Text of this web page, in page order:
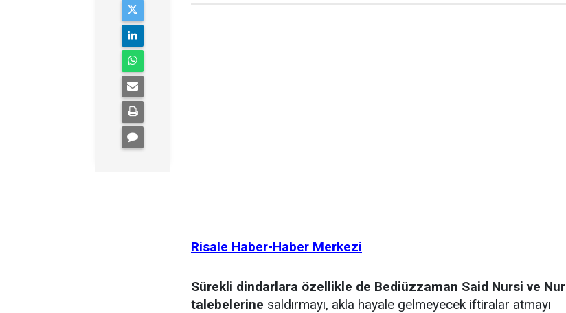
Risale Haber-Haber Merkezi
Sürekli dindarlara özellikle de Bediüzzaman Said Nursi ve Nur
talebelerine saldırmayı, akla hayale gelmeyecek iftiralar atmayı